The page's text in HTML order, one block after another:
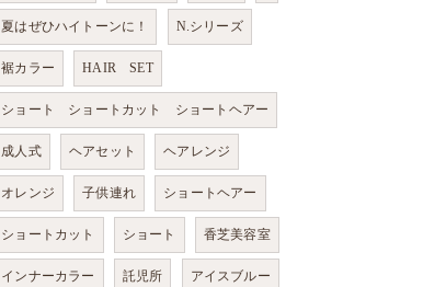
夏はぜひハイトーンに！ N.シリーズ
裾カラー HAIR SET
ショート ショートカット ショートヘアー
成人式 ヘアセット ヘアレンジ
オレンジ 子供連れ ショートヘアー
ショートカット ショート 香芝美容室
インナーカラー 託児所 アイスブルー